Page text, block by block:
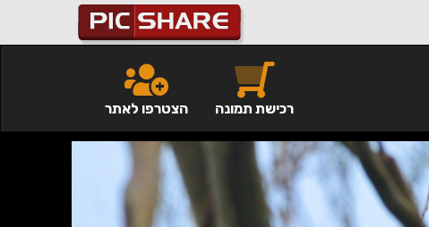
הצטרפו לאתר רכישת תמונה